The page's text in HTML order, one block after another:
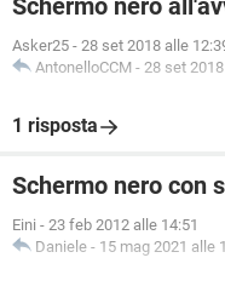
Schermo nero
Asker25 - 28 set 2018 alle
AntonelloCCM - 28 set
1 risposta
Schermo nero con
Eini - 23 feb 2012 alle 14:51
Daniele - 15 mag 2021 alle